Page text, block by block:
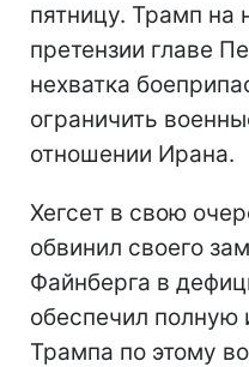
пятницу. Трамп на
претензии главе
нехватка
ограничить
отношении Ирана.
Хегсет в свою
обвинил своего
Файнберга в
обеспечил полную
Трампа по этому